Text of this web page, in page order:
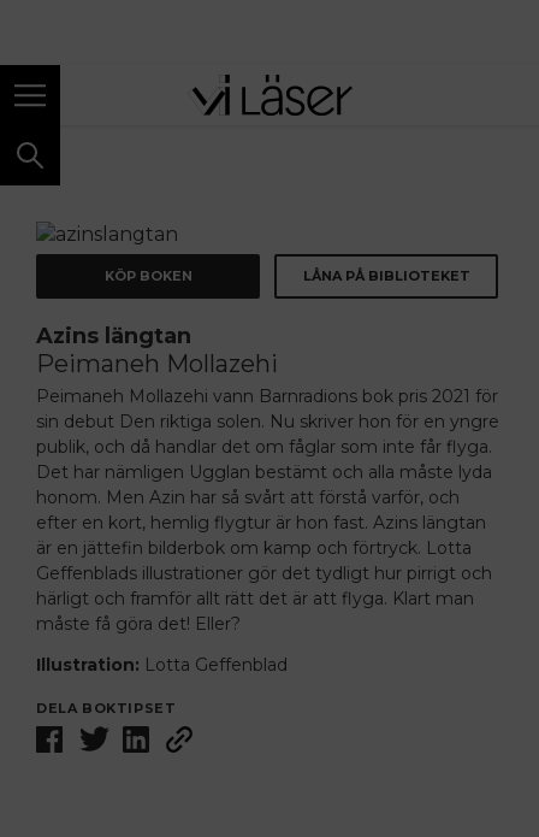
KÖP BOKEN LÅNA PÅ BIBLIOTEKET
Azins längtan
Peimaneh Mollazehi
Peimaneh Mollazehi vann Barnradions bok­ pris 2021 för
sin debut Den riktiga solen. Nu skriver hon för en yngre
publik, och då handlar det om fåglar som inte får flyga.
Det har nämligen Ugglan bestämt och alla måste lyda
honom. Men Azin har så svårt att förstå var­för, och
efter en kort, hemlig flygtur är hon fast. Azins längtan
är en jättefin bilderbok om kamp och förtryck. Lotta
Geffenblads illustrationer gör det tydligt hur pirrigt och
härligt och framför allt rätt det är att flyga. Klart man
måste få göra det! Eller?
Illustration: Lotta Geffenblad
DELA BOKTIPSET